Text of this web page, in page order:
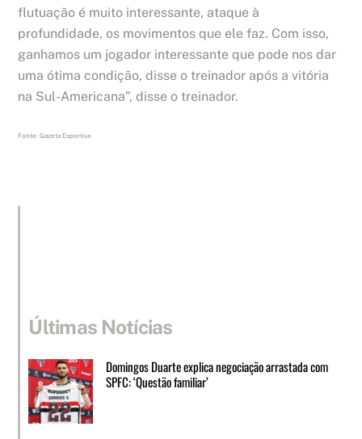
flutuação é muito interessante, ataque à
profundidade, os movimentos que ele faz. Com isso,
ganhamos um jogador interessante que pode nos dar
uma ótima condição, disse o treinador após a vitória
na Sul-Americana”, disse o treinador.
Fonte: Gazeta Esportiva
Últimas Notícias
Domingos Duarte explica negociação arrastada com
SPFC: ‘Questão familiar’